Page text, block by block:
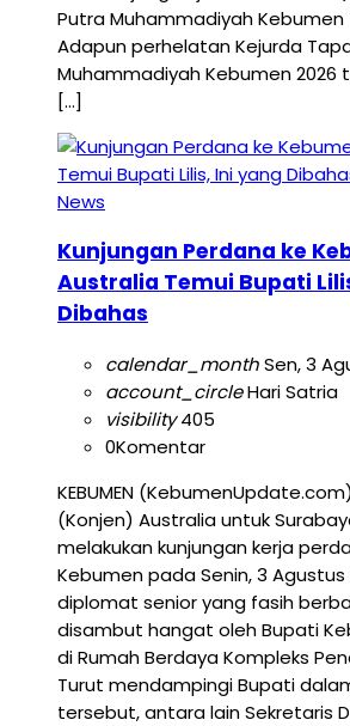
Putra Muhammadiyah Kebumen
Adapun perhelatan Kejurda
Muhammadiyah Kebumen 2026
[…]
News
Kunjungan Perdana ke
Australia Temui Bupati
Dibahas
calendar_monthSen, 3
account_circleHari Satria
visibility405
0Komentar
KEBUMEN
(Konjen) Australia untuk
melakukan kunjungan kerja
Kebumen pada Senin, 3
diplomat senior yang fasih
disambut hangat oleh Bupati
di Rumah Berdaya Kompleks
Turut mendampingi Bupati
tersebut, antara lain Sekretaris